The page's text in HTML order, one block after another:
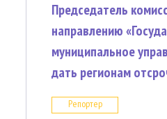
Председатель
направлению
муниципальное
дать регионам
Репортер